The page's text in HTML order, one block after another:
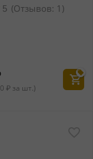
(Отзывов: 1)
5
₽ за шт.)